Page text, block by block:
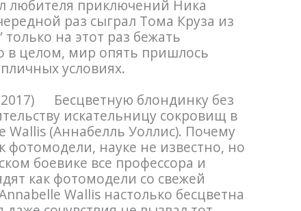
любителя приключений Ника
раз сыграл Тома Круза из
на этот раз бежать
в целом, мир опять пришлось
условиях.
Бесцветную блондинку без
искательницу сокровищ в
Wallis (Аннабелль Уоллис). Почему
фотомодели, науке не известно, но
боевике все профессора и
как фотомодели со свежей
Wallis настолько бесцветна